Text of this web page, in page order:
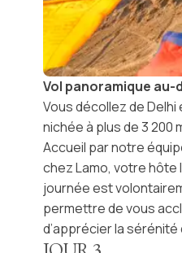
Vol panoramique au-
Vous décollez de
nichée à plus de 3 200
Accueil par notre
chez Lamo, votrehôte
journée est
permettre de vous
d’apprécier la sérénité